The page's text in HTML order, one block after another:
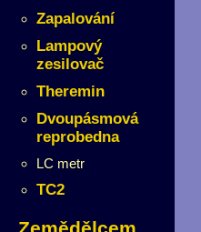
Zapalování
Lampový
zesilovač
Theremin
Dvoupásmová
reprobedna
LC metr
TC2